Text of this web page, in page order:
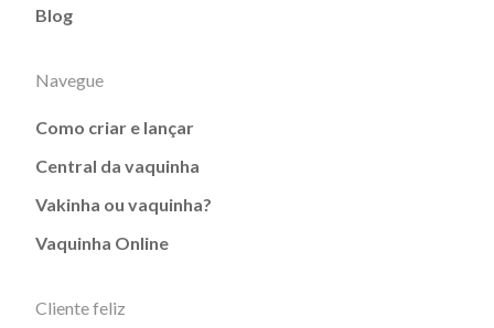
Blog
Navegue
Como criar e lançar
Central da vaquinha
Vakinha ou vaquinha?
Vaquinha Online
Cliente feliz